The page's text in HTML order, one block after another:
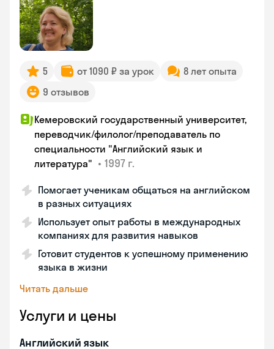
5 от 1090 ₽ за урок
8 лет опыта
9 отзывов
Кемеровский государственный университет,
переводчик/филолог/преподаватель по
специальности "Английский язык и
литература" • 1997 г.
Помогает ученикам общаться на английском
в разных ситуациях
Использует опыт работы в международных
компаниях для развития навыков
Готовит студентов к успешному применению
языка в жизни
Читать дальше
Услуги и цены
Английский язык